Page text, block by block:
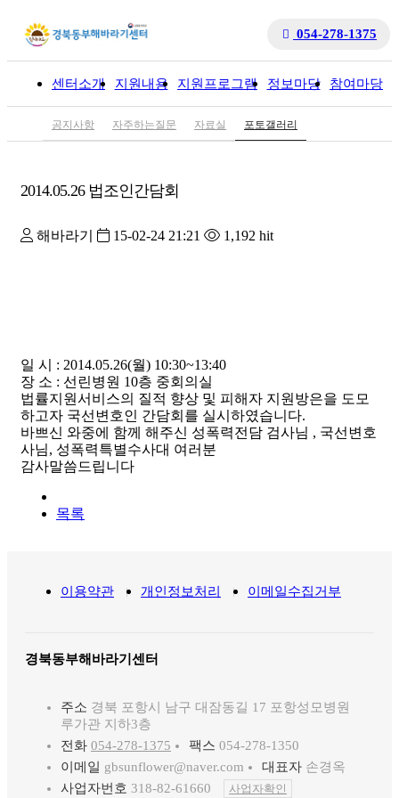
054-278-1375
센터소개 지원내용 지원프로그램 정보마당 참여마당
공지사항 자주하는질문 자료실 포토갤러리
2014.05.26 법조인간담회
해바라기 15-02-24 21:21 1,192 hit
일 시 : 2014.05.26(월) 10:30~13:40
장 소 : 선린병원 10층 중회의실
법률지원서비스의 질적 향상 및 피해자 지원방은을 도모
하고자 국선변호인 간담회를 실시하였습니다.
바쁘신 와중에 함께 해주신 성폭력전담 검사님 , 국선변호
사님, 성폭력특별수사대 여러분
감사말씀드립니다
목록
이용약관 개인정보처리 이메일수집거부
경북동부해바라기센터
주소 경북 포항시 남구 대잠동길 17 포항성모병원
루가관 지하3층
전화 054-278-1375 팩스 054-278-1350
이메일 gbsunflower@naver.com 대표자 손경옥
사업자번호 318-82-61660 사업자확인